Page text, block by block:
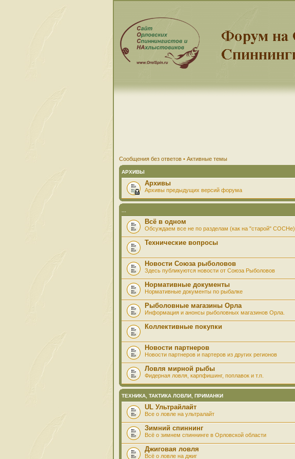
Сообщения без ответов • Активные темы
АРХИВЫ
Архивы
Архивы предыдущих версий форума
Всё в одном
Обсуждаем все не по разделам (как на "старой" СОСНе)
Технические вопросы
Новости Союза рыболовов
Здесь публикуются новости от Союза Рыболовов
Нормативные документы
Нормативные документы по рыбалке
Рыболовные магазины Орла
Информация и анонсы рыболовных магазинов Орла.
Коллективные покупки
Новости партнеров
Новости партнеров и партеров из других регионов
Ловля мирной рыбы
Фидерная ловля, карпфишинг, поплавок и т.п.
ТЕХНИКА, ТАКТИКА ЛОВЛИ, ПРИМАНКИ
UL Ультрайлайт
Все о ловле на ультралайт
Зимний спиннинг
Всё о зимнем спиннинге в Орловской области
Джиговая ловля
Всё о ловле на джиг